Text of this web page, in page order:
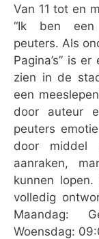
Van 11 tot en
“Ik ben een
peuters. Als
Pagina’s” is
zien in de
een
door auteur
peuters
door middel
aanraken,
kunnen
volledig
Maandag:
Woensdag: